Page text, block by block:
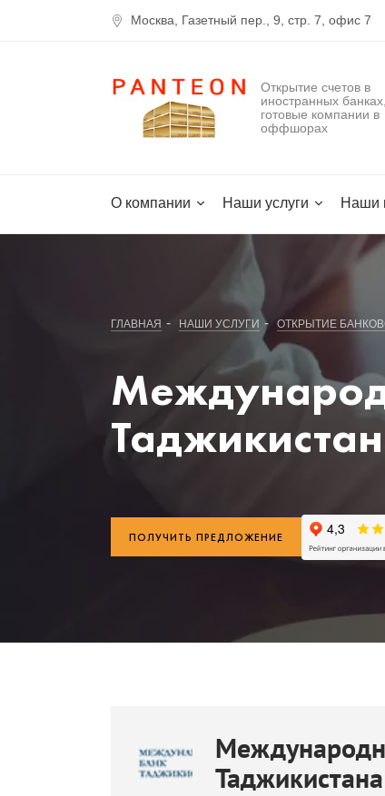
Москва, Газетный пер., 9, стр. 7, офис 7
Открытие счетов в
иностранных банках,
готовые компании в
оффшорах
О компании Наши услуги Наши
ГЛАВНАЯ - НАШИ УСЛУГИ - ОТКРЫТИЕ
ПОЛУЧИТЬ ПРЕДЛОЖЕНИЕ
Таджикистана